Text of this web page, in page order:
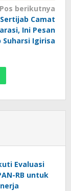
Pos berikutnya
Camat
Ini Pesan
Suharsi Igirisa
Evaluasi
RB untuk